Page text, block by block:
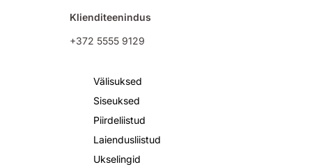
Klienditeenindus
+372 5555 9129
Välisuksed
Siseuksed
Piirdeliistud
Laiendusliistud
Ukselingid